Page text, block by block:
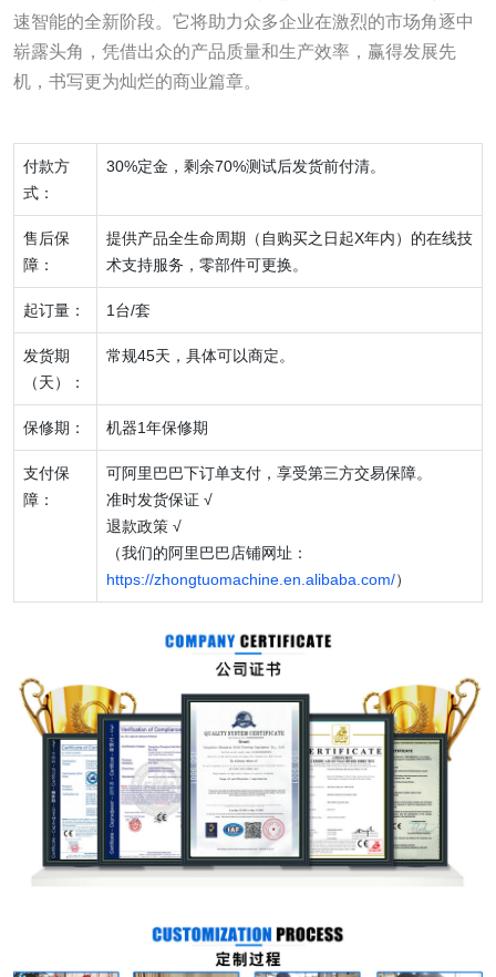
速智能的全新阶段。它将助力众多企业在激烈的市场角逐中
崭露头角，凭借出众的产品质量和生产效率，赢得发展先
机，书写更为灿烂的商业篇章。
付款方
式：
30%定金，剩余70%测试后发货前付清。
售后保
障：
提供产品全生命周期（自购买之日起X年内）的在线技
术支持服务，零部件可更换。
起订量： 1台/套
发货期
（天）：
常规45天，具体可以商定。
保修期： 机器1年保修期
支付保
障：
可阿里巴巴下订单支付，享受第三方交易保障。
准时发货保证 √
退款政策 √
（我们的阿里巴巴店铺网址：
https://zhongtuomachine.en.alibaba.com/）